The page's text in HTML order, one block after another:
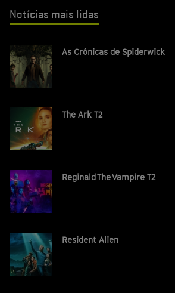
Notícias mais lidas
As Crónicas de Spiderwick
The Ark T2
Reginald The Vampire T2
Resident Alien